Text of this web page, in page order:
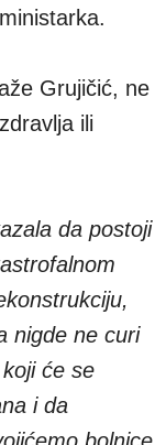
Grujičić, ne
ili
da postoji
nigde ne curi
će se
i da